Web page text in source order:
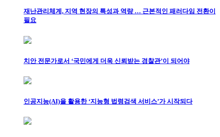
재난관리체계, 지역 현장의 특성과 역량 … 근본적인 패러다임 전환이
필요
치안 전문가로서 ‘국민에게 더욱 신뢰받는 경찰관’이 되어야
인공지능(AI)을 활용한 ‘지능형 법령검색 서비스’가 시작되다